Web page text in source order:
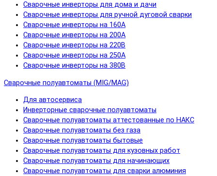
Сварочные инверторы для дома и дачи
Сварочные инверторы для ручной дуговой сварки
Сварочные инверторы на 160А
Сварочные инверторы на 200А
Сварочные инверторы на 220В
Сварочные инверторы на 250А
Сварочные инверторы на 380В
Сварочные полуавтоматы (MIG/MAG)
Для автосервиса
Инверторные сварочные полуавтоматы
Сварочные полуавтоматы аттестованные по НАКС
Сварочные полуавтоматы без газа
Сварочные полуавтоматы бытовые
Сварочные полуавтоматы для кузовных работ
Сварочные полуавтоматы для начинающих
Сварочные полуавтоматы для сварки алюминия